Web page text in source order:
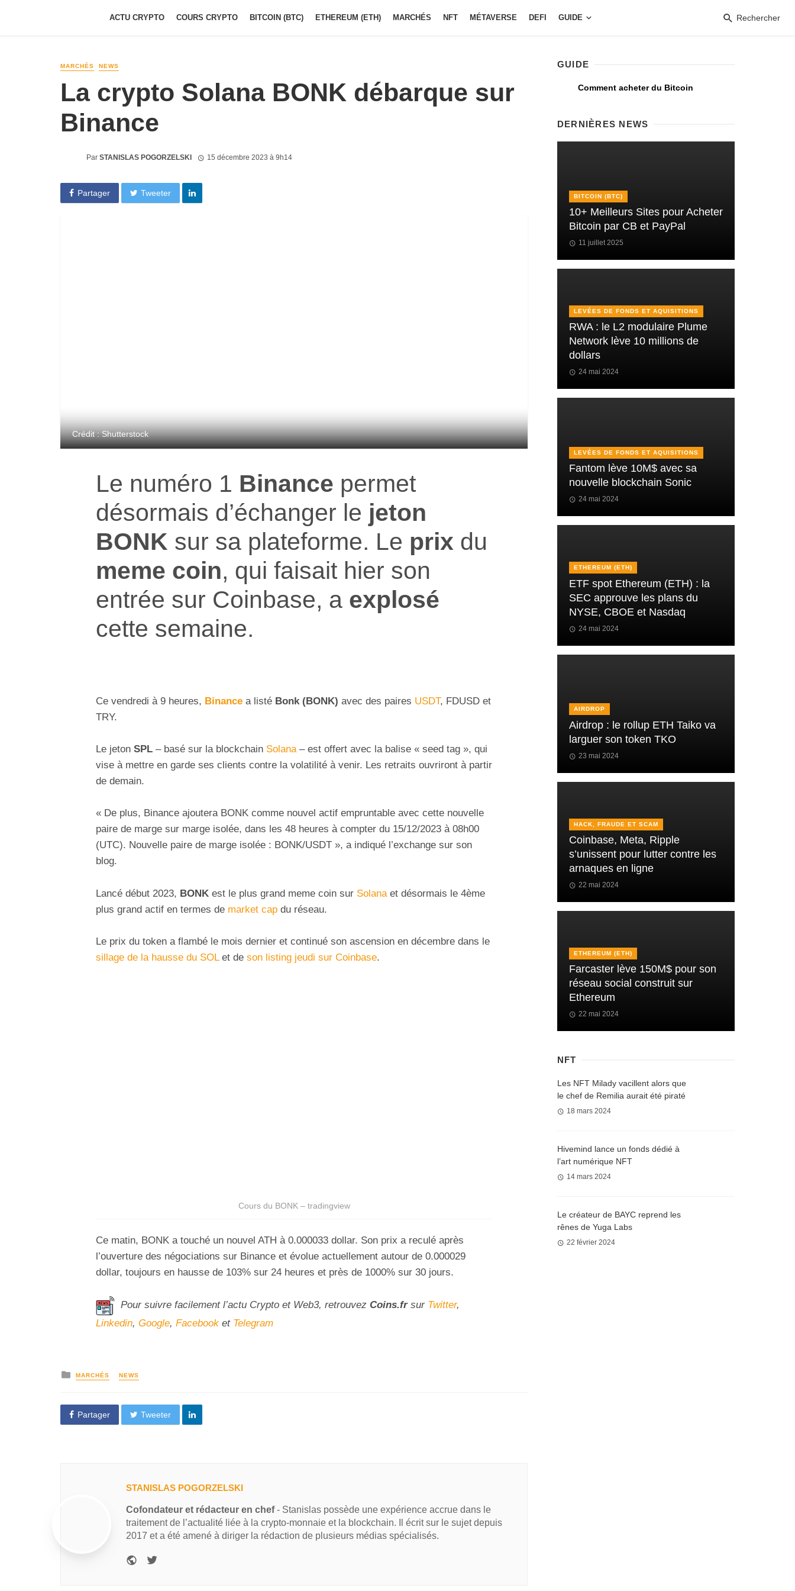
ACTU CRYPTO COURS CRYPTO BITCOIN (BTC) ETHEREUM (ETH) MARCHÉS NFT MÉTAVERSE DEFI GUIDE Rechercher
MARCHÉS NEWS
La crypto Solana BONK débarque sur
Binance
Par STANISLAS POGORZELSKI 15 décembre 2023 à 9h14
Partager Tweeter
Crédit : Shutterstock
Le numéro 1 Binance permet
désormais d’échanger le jeton
BONK sur sa plateforme. Le prix du
meme coin, qui faisait hier son
entrée sur Coinbase, a explosé
cette semaine.
Ce vendredi à 9 heures, Binance a listé Bonk (BONK) avec des paires USDT, FDUSD et
TRY.
Le jeton SPL – basé sur la blockchain Solana– est offert avec la balise « seed tag », qui
vise à mettre en garde ses clients contre la volatilité à venir. Les retraits ouvriront à partir
de demain.
« De plus, Binance ajoutera BONK comme nouvel actif empruntable avec cette nouvelle
paire de marge sur marge isolée, dans les 48 heures à compter du 15/12/2023 à 08h00
(UTC). Nouvelle paire de marge isolée : BONK/USDT », a indiqué l’exchange sur son
blog.
Lancé début 2023, BONK est le plus grand meme coin sur Solana et désormais le 4ème
plus grand actif en termes de market cap du réseau.
Le prix du token a flambé le mois dernier et continué son ascension en décembre dans le
sillage de la hausse du SOLet de son listing jeudi sur Coinbase.
Cours du BONK – tradingview
Ce matin, BONK a touché un nouvel ATH à 0.000033 dollar. Son prix a reculé après
l’ouverture des négociations sur Binance et évolue actuellement autour de 0.000029
dollar, toujours en hausse de 103% sur 24 heures et près de 1000% sur 30 jours.
Pour suivre facilement l’actu Crypto et Web3, retrouvez Coins.fr sur Twitter,
Linkedin, Google, Facebook et Telegram
MARCHÉS NEWS
Partager Tweeter
STANISLAS POGORZELSKI
Cofondateur et rédacteur en chef- Stanislas possède une expérience accrue dans le
traitement de l’actualité liée à la crypto-monnaie et la blockchain. Il écrit sur le sujet depuis
2017 et a été amené à diriger la rédaction de plusieurs médias spécialisés.
GUIDE
Comment acheter du Bitcoin
DERNIÈRES NEWS
BITCOIN (BTC)
10+ Meilleurs Sites pour Acheter
Bitcoin par CB et PayPal
11 juillet 2025
LEVÉES DE FONDS ET AQUISITIONS
RWA : le L2 modulaire Plume
Network lève 10 millions de
dollars
24 mai 2024
LEVÉES DE FONDS ET AQUISITIONS
Fantom lève 10M$ avec sa
nouvelle blockchain Sonic
24 mai 2024
ETHEREUM (ETH)
ETF spot Ethereum (ETH) : la
SEC approuve les plans du
NYSE, CBOE et Nasdaq
24 mai 2024
AIRDROP
Airdrop : le rollup ETH Taiko va
larguer son token TKO
23 mai 2024
HACK, FRAUDE ET SCAM
Coinbase, Meta, Ripple
s’unissent pour lutter contre les
arnaques en ligne
22 mai 2024
ETHEREUM (ETH)
Farcaster lève 150M$ pour son
réseau social construit sur
Ethereum
22 mai 2024
NFT
Les NFT Milady vacillent alors que
le chef de Remilia aurait été piraté
18 mars 2024
Hivemind lance un fonds dédié à
l’art numérique NFT
14 mars 2024
Le créateur de BAYC reprend les
rênes de Yuga Labs
22 février 2024